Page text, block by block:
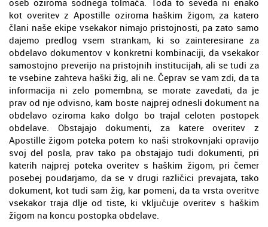
oseb oziroma sodnega tolmača. Toda to seveda ni enako
kot overitev z Apostille oziroma haškim žigom, za katero
člani naše ekipe vsekakor nimajo pristojnosti, pa zato samo
dajemo predlog vsem strankam, ki so zainteresirane za
obdelavo dokumentov v konkretni kombinaciji, da vsekakor
samostojno preverijo na pristojnih institucijah, ali se tudi za
te vsebine zahteva haški žig, ali ne. Čeprav se vam zdi, da ta
informacija ni zelo pomembna, se morate zavedati, da je
prav od nje odvisno, kam boste najprej odnesli dokument na
obdelavo oziroma kako dolgo bo trajal celoten postopek
obdelave. Obstajajo dokumenti, za katere overitev z
Apostille žigom poteka potem ko naši strokovnjaki opravijo
svoj del posla, prav tako pa obstajajo tudi dokumenti, pri
katerih najprej poteka overitev s haškim žigom, pri čemer
posebej poudarjamo, da se v drugi različici prevajata, tako
dokument, kot tudi sam žig, kar pomeni, da ta vrsta overitve
vsekakor traja dlje od tiste, ki vključuje overitev s haškim
žigom na koncu postopka obdelave.